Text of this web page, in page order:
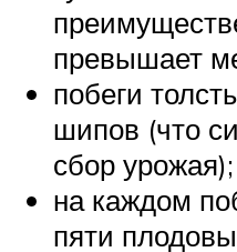
превышает
побеги
шипов (что
сбор урожая);
на каждом
пяти